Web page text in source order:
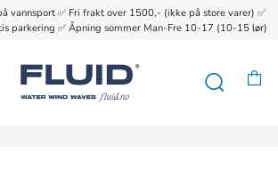
vannsport ✅ Fri frakt over 1500,- (ikke på store varer) ✅
parkering ✅ Åpning sommer Man-Fre 10-17 (10-15 lør)
Søk
undefined